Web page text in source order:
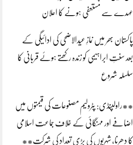
عہدے سے مستعفی ہونے کا اعلان
پاکستان بھر میں نمازِ عیدالاضحی کی ادائیگی کے
بعد سنتِ ابراہیمی کو زندہ رکھتے ہوئے قربانی کا
سلسلہ شروع
**راولپنڈی: پٹرولیم مصنوعات کی قیمتوں میں
اضافے اور مہنگائی کے خلاف جماعت اسلامی
کا دھرنا، شہریوں کی بڑی تعداد کی شرکت**